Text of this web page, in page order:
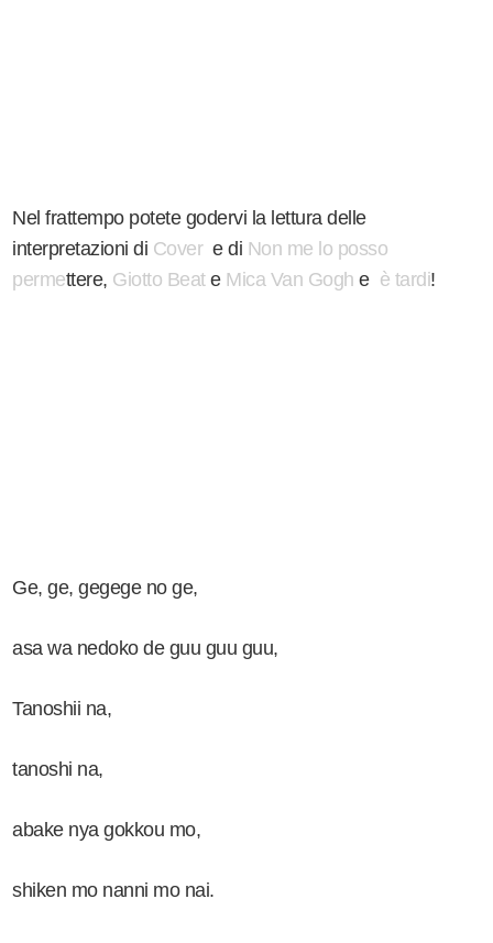
Nel frattempo potete godervi la lettura delle
interpretazioni di Covere di Non me lo posso
permettere, Giotto Beate Mica Van Gogh e è tardi!
Ge, ge, gegege no ge,
asa wa nedoko de guu guu guu,
Tanoshii na,
tanoshi na,
abake nya gokkou mo,
shiken mo nanni mo nai.